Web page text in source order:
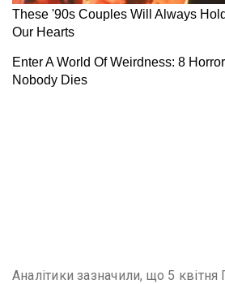
Аналітики зазначили, що 5 квітня